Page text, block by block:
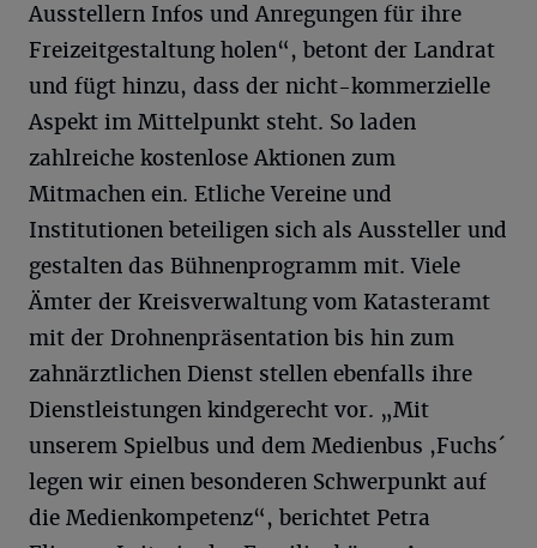
Ausstellern Infos und Anregungen für ihre
Freizeitgestaltung holen“, betont der Landrat
und fügt hinzu, dass der nicht-kommerzielle
Aspekt im Mittelpunkt steht. So laden
zahlreiche kostenlose Aktionen zum
Mitmachen ein. Etliche Vereine und
Institutionen beteiligen sich als Aussteller und
gestalten das Bühnenprogramm mit. Viele
Ämter der Kreisverwaltung vom Katasteramt
mit der Drohnenpräsentation bis hin zum
zahnärztlichen Dienst stellen ebenfalls ihre
Dienstleistungen kindgerecht vor. „Mit
unserem Spielbus und dem Medienbus ,Fuchs´
legen wir einen besonderen Schwerpunkt auf
die Medienkompetenz“, berichtet Petra